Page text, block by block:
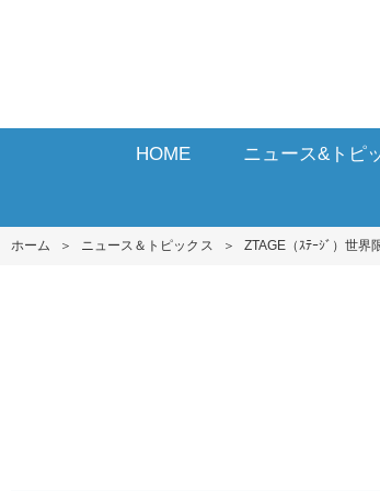
HOME ニュース&トピ
ホーム ＞ ニュース＆トピックス ＞ ZTAGE（ｽﾃｰｼﾞ）世界